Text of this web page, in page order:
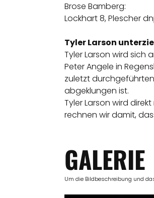
Brose Bamberg:
Lockhart 8, Plescher
Tyler Larson
Tyler Larson wird sich
Peter Angele in
zuletzt
abgeklungen ist.
Tyler Larson wird
rechnen wir damit,
GALERIE
Um die Bildbeschreibung und